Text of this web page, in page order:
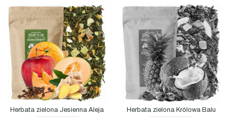
Herbata zielona Jesienna Aleja Herbata zielona Królowa Balu